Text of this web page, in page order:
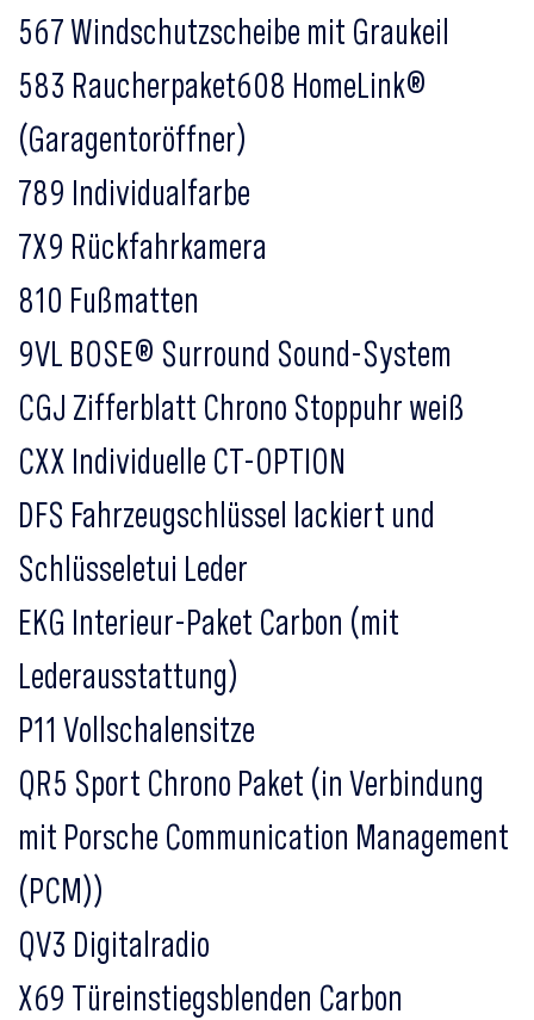
567 Windschutzscheibe mit Graukeil
583 Raucherpaket608 HomeLink®
(Garagentoröffner)
789 Individualfarbe
7X9 Rückfahrkamera
810 Fußmatten
9VL BOSE® Surround Sound-System
CGJ Zifferblatt Chrono Stoppuhr weiß
CXX Individuelle CT-OPTION
DFS Fahrzeugschlüssel lackiert und
Schlüsseletui Leder
EKG Interieur-Paket Carbon (mit
Lederausstattung)
P11 Vollschalensitze
QR5 Sport Chrono Paket (in Verbindung
mit Porsche Communication Management
(PCM))
QV3 Digitalradio
X69 Türeinstiegsblenden Carbon